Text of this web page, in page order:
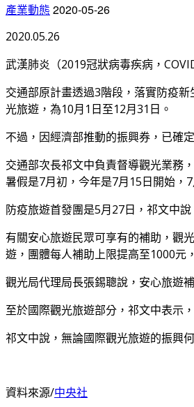
產業動態 2020-05-26
2020.05.26
武漢肺炎（2019冠狀病毒疾病，
交通部原計畫透過3階段，落實防疫
光旅遊，為10月1日至12月31日。
不過，因經濟部推動的振興券，已確
交通部次長祁文中負責督導觀光業務
暑假是7月初，今年是7月15日開始，
防疫旅遊首發團是5月27日，祁文中
有關安心旅遊民眾可享有的補助，觀
遊，團體每人補助上限提高至1000元
觀光局代理局長張錫聰說，安心旅遊
至於國際觀光旅遊部分，祁文中表示
祁文中說，無論國際觀光旅遊的振興
資料來源/中央社